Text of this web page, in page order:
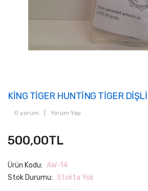
KİNG TİGER HUNTİNG TİGER DİŞLİ
0 yorum Yorum Yap
500,00TL
Ürün Kodu: AW-14
Stok Durumu: Stokta Yok